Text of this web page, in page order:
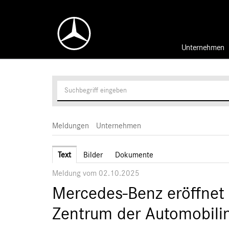
Unternehmen
Meldungen Unternehmen
Text Bilder Dokumente
Meldung vom 02.10.2025
Mercedes-Benz
Zentrum der